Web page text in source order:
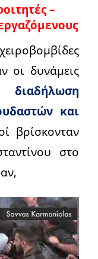
–
οι δυνάμεις
διαδήλωση
και
βρίσκονταν
στο